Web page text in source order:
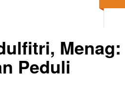
Peduli